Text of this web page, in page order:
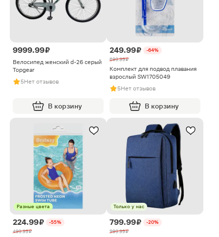
9999.99 ₽
Велосипед женский d-26 серый
Topgear
5Нет отзывов
В корзину
249.99 ₽
-64%
699.99 ₽
Комплект для подвод плавания
взрослый SW1705049
5Нет отзывов
В корзину
Разные цвета
224.99 ₽
-55%
499.99 ₽
Только у нас
799.99 ₽
-20%
999.99 ₽